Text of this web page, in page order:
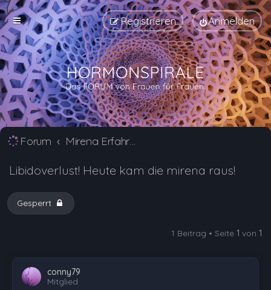
Anmelden
Registrieren
Forum Mirena Erfahrungsberichte und Nebenwirkungen
Libidoverlust! Heute kam die mirena raus!
Gesperrt
1 Beitrag • Seite 1 von 1
conny79
Mitglied